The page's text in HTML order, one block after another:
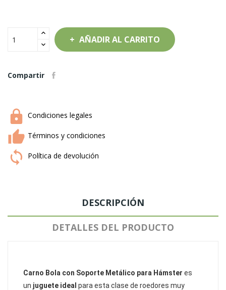
AÑADIR AL CARRITO
Compartir
Condiciones legales
Términos y condiciones
Política de devolución
DESCRIPCIÓN
DETALLES DEL PRODUCTO
Carno Bola con Soporte Metálico para Hámster es
un juguete ideal para esta clase de roedores muy